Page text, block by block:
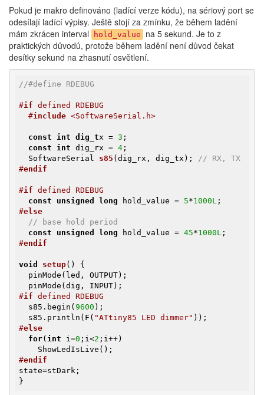
Pokud je makro definováno (ladící verze kódu), na sériový port se
odesílají ladící výpisy. Ještě stojí za zmínku, že během ladění
mám zkrácen interval
hold_value
na 5 sekund. Je to z
praktických důvodů, protože během ladění není důvod čekat
desítky sekund na zhasnutí osvětlení.
//#define RDEBUG
#if defined RDEBUG
#include <SoftwareSerial.h>
const int dig_tx = 3 ;
const
int dig_rx = 4 ;
SoftwareSerial s85 (dig_rx, dig_tx) ; // RX, TX
#endif
#if defined RDEBUG
const
unsigned long hold_value = 5*1000L
#else
// base hold period
const
unsigned long hold_value = 45*1000L
#endif
void setup()
{
#if defined RDEBUG
  s85.begin(
9600 );
  s85.println(F(
"ATtiny85 LED dimmer"
#else
for( int i=0 ;i<2 ;i++)
#endif
state=stDark;
}